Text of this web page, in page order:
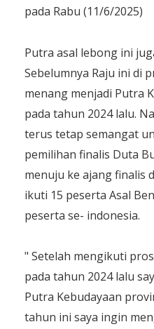
pada Rabu (11/6/2025)
Putra asal lebong ini
Sebelumnya Raju ini di
menang menjadi Putra
pada tahun 2024 lalu.
terus tetap semangat
pemilihan finalis Duta
menuju ke ajang finalis
ikuti 15 peserta Asal
peserta se- indonesia.
" Setelah mengikuti
pada tahun 2024 lalu
Putra Kebudayaan
tahun ini saya ingin